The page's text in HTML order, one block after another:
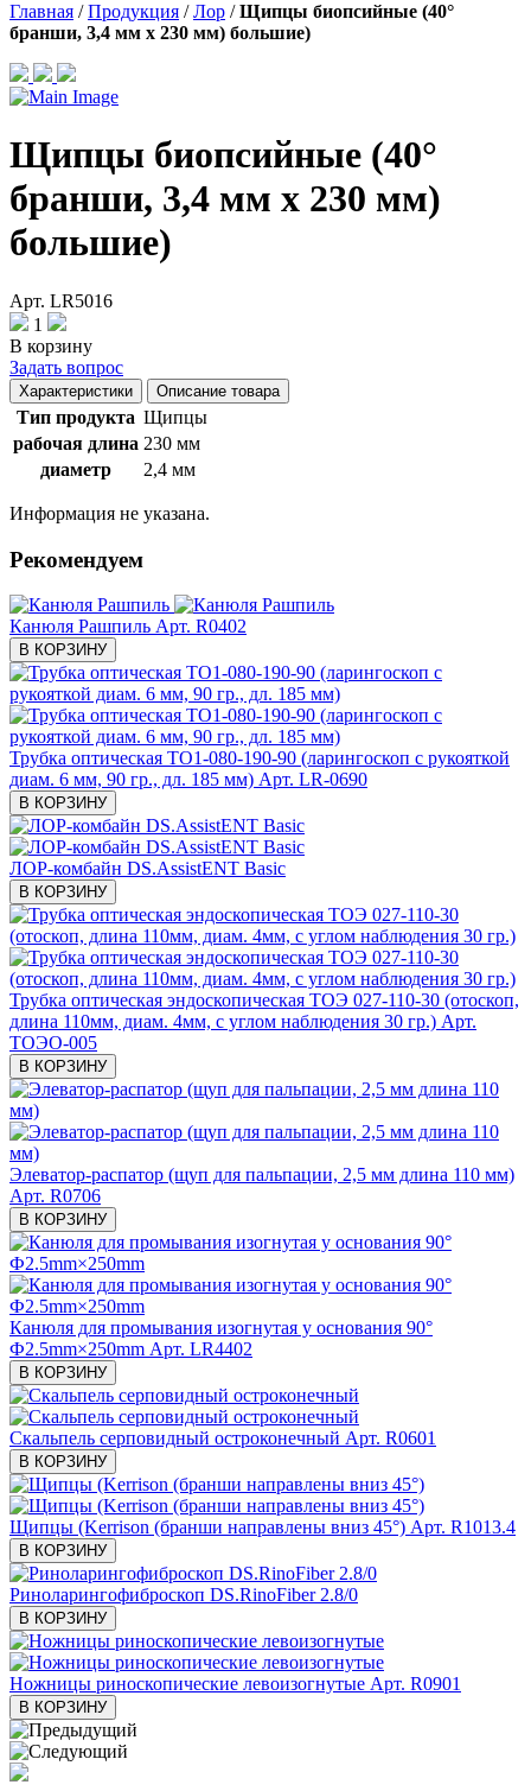
Главная /Продукция /Лор /Щипцы биопсийные (40°
бранши, 3,4 мм х 230 мм) большие)
Щипцы биопсийные (40°
бранши, 3,4 мм х 230 мм)
большие)
Арт. LR5016
1
В корзину
Задать вопрос
Характеристики Описание товара
Тип продукта Щипцы
рабочая длина 230 мм
диаметр
2,4 мм
Информация не указана.
Рекомендуем
Канюля Рашпиль Арт. R0402
В КОРЗИНУ
Трубка оптическая ТО1-080-190-90 (ларингоскоп с рукояткой
диам. 6 мм, 90 гр., дл. 185 мм) Арт. LR-0690
В КОРЗИНУ
ЛОР-комбайн DS.AssistENT Basic
В КОРЗИНУ
Трубка оптическая эндоскопическая ТОЭ 027-110-30 (отоскоп,
длина 110мм, диам. 4мм, с углом наблюдения 30 гр.) Арт.
ТОЭО-005
В КОРЗИНУ
Элеватор-распатор (щуп для пальпации, 2,5 мм длина 110 мм)
Арт. R0706
В КОРЗИНУ
Канюля для промывания изогнутая у основания 90°
Ф2.5mm×250mm Арт. LR4402
В КОРЗИНУ
Скальпель серповидный остроконечный Арт. R0601
В КОРЗИНУ
Щипцы (Kerrison (бранши направлены вниз 45°) Арт. R1013.4
В КОРЗИНУ
Риноларингофиброскоп DS.RinoFiber 2.8/0
В КОРЗИНУ
Ножницы риноскопические левоизогнутые Арт. R0901
В КОРЗИНУ